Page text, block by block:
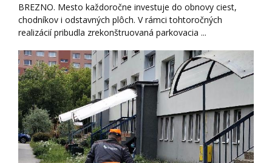
BREZNO. Mesto každoročne investuje do obnovy ciest,
chodníkov i odstavných plôch. V rámci tohtoročných
realizácií pribudla zrekonštruovaná parkovacia ...